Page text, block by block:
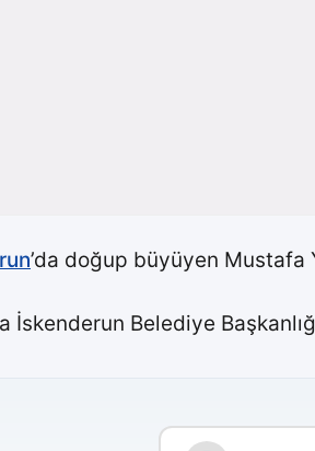
’da doğup büyüyen Mustafa
İskenderun Belediye